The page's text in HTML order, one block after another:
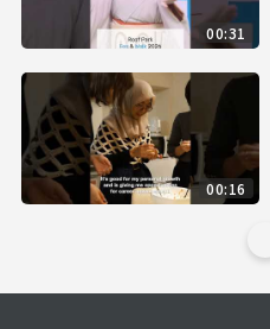
00:31
00:16